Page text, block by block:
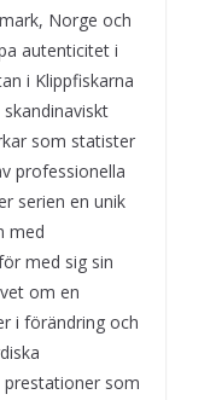
Norge och
autenticitet i
i Klippfiskarna
som statister
professionella
serien en unik
med
med sig sin
om en
i förändring och
prestationer som